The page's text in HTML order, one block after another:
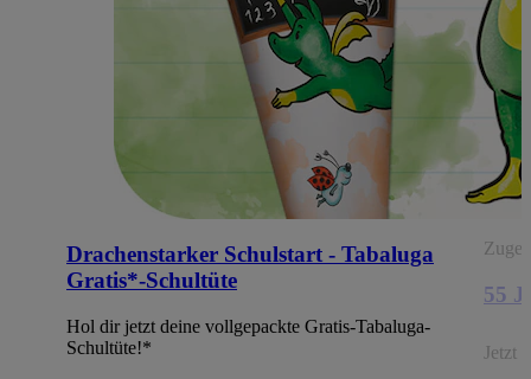
Drachenstarker Schulstart - Tabaluga
Gratis*-Schultüte
Hol dir jetzt deine vollgepackte Gratis-Tabaluga-
Schultüte!*
55
Jetzt